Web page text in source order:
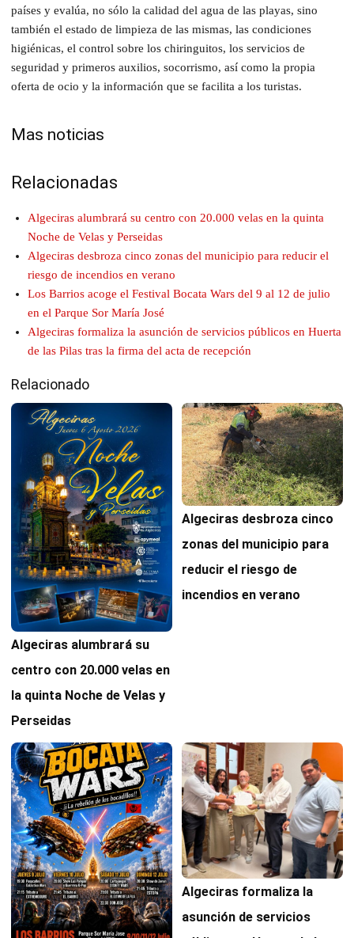
países y evalúa, no sólo la calidad del agua de las playas, sino
también el estado de limpieza de las mismas, las condiciones
higiénicas, el control sobre los chiringuitos, los servicios de
seguridad y primeros auxilios, socorrismo, así como la propia
oferta de ocio y la información que se facilita a los turistas.
Mas noticias
Relacionadas
Algeciras alumbrará su centro con 20.000 velas en la quinta
Noche de Velas y Perseidas
Algeciras desbroza cinco zonas del municipio para reducir el
riesgo de incendios en verano
Los Barrios acoge el Festival Bocata Wars del 9 al 12 de julio
en el Parque Sor María José
Algeciras formaliza la asunción de servicios públicos en Huerta
de las Pilas tras la firma del acta de recepción
Relacionado
Algeciras alumbrará su
centro con 20.000 velas en
la quinta Noche de Velas y
Perseidas
Algeciras desbroza cinco
zonas del municipio para
reducir el riesgo de
incendios en verano
Algeciras formaliza la
asunción de servicios